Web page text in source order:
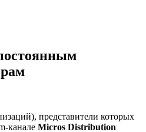
представители которых
канале Micros Distribution